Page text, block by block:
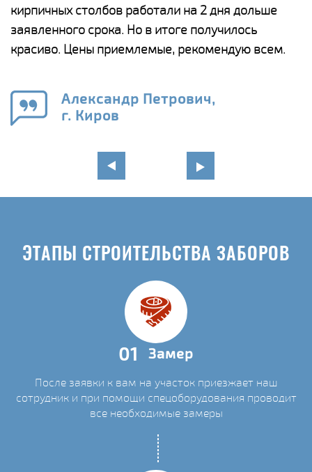
кирпичных столбов работали на 2 дня дольше
заявленного срока. Но в итоге получилось
красиво. Цены приемлемые, рекомендую всем.
Александр Петрович,
г. Киров
ЭТАПЫ СТРОИТЕЛЬСТВА ЗАБОРОВ
01 Замер
После заявки к вам на участок приезжает наш
сотрудник и при помощи спецоборудования проводит
все необходимые замеры